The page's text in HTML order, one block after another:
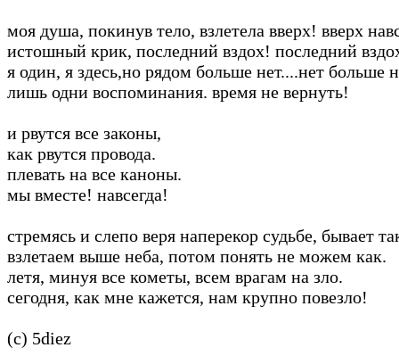
моя душа, покинув тело, взлетела вверх! вверх
истошный крик, последний вздох! последний
я один, я здесь,но рядом больше нет....нет больше
лишь одни воспоминания. время не вернуть!
и рвутся все законы,
как рвутся провода.
плевать на все каноны.
мы вместе! навсегда!
стремясь и слепо веря наперекор судьбе, бывает
взлетаем выше неба, потом понять не можем как.
летя, минуя все кометы, всем врагам на зло.
сегодня, как мне кажется, нам крупно повезло!
(c) 5diez